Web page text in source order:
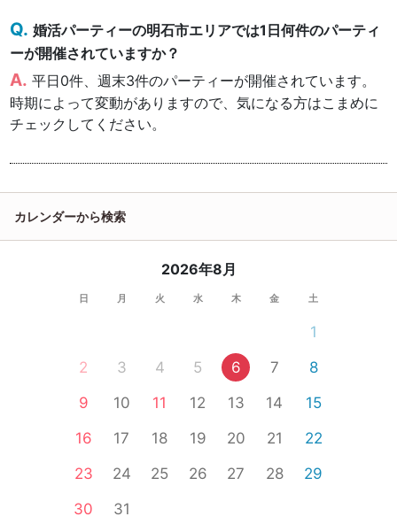
婚活パーティーの明石市エリアでは1日何件のパーティ
ーが開催されていますか？
平日0件、週末3件のパーティーが開催されています。
時期によって変動がありますので、気になる方はこまめに
チェックしてください。
カレンダーから検索
2026年8月
日 月 火 水 木 金 土
1
2
3 4 5 6 7
8
9
10 11 12 13 14
15
16
17 18 19 20 21
22
23
24 25 26 27 28
29
30
31